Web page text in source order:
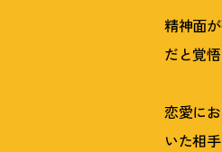
精神面
だと覚
恋愛に
いた相